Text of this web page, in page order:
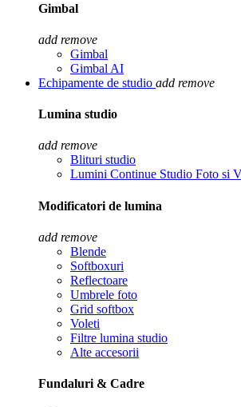
Gimbal
add remove
Gimbal
Gimbal AI
Echipamente de studio add remove
Lumina studio
add remove
Blituri studio
Lumini Continue Studio Foto si
Modificatori de lumina
add remove
Blende
Softboxuri
Reflectoare
Umbrele foto
Grid softbox
Voleti
Filtre lumina studio
Alte accesorii
Fundaluri & Cadre